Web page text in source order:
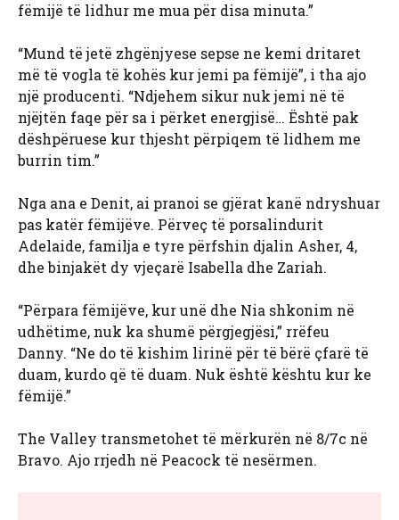
fëmijë të lidhur me mua për disa minuta.”
“Mund të jetë zhgënjyese sepse ne kemi dritaret
më të vogla të kohës kur jemi pa fëmijë”, i tha ajo
një producenti. “Ndjehem sikur nuk jemi në të
njëjtën faqe për sa i përket energjisë… Është pak
dëshpëruese kur thjesht përpiqem të lidhem me
burrin tim.”
Nga ana e Denit, ai pranoi se gjërat kanë ndryshuar
pas katër fëmijëve. Përveç të porsalindurit
Adelaide, familja e tyre përfshin djalin Asher, 4,
dhe binjakët dy vjeçarë Isabella dhe Zariah.
“Përpara fëmijëve, kur unë dhe Nia shkonim në
udhëtime, nuk ka shumë përgjegjësi,” rrëfeu
Danny. “Ne do të kishim lirinë për të bërë çfarë të
duam, kurdo që të duam. Nuk është kështu kur ke
fëmijë.”
The Valley transmetohet të mërkurën në 8/7c në
Bravo. Ajo rrjedh në Peacock të nesërmen.